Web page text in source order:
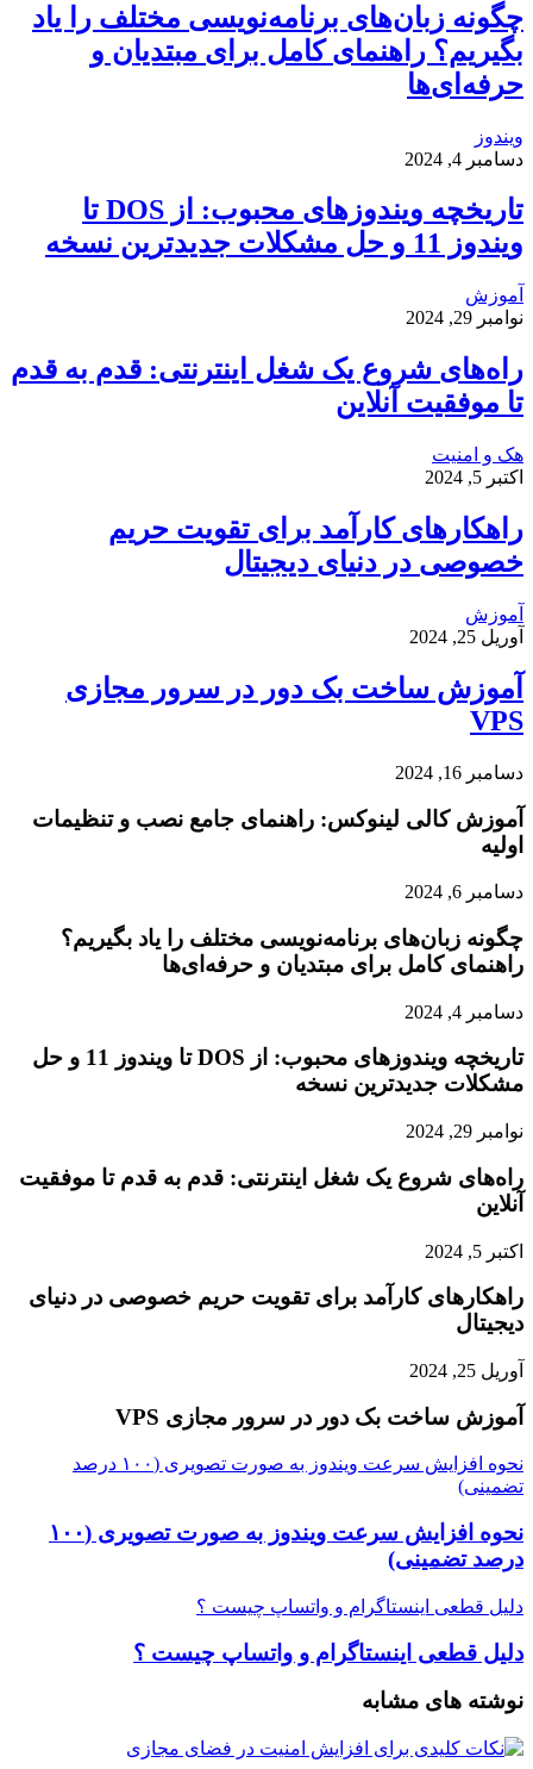
چگونه زبان‌های برنامه‌نویسی مختلف را یاد
بگیریم؟ راهنمای کامل برای مبتدیان و
حرفه‌ای‌ها
ویندوز
دسامبر 4, 2024
تاریخچه ویندوزهای محبوب: از DOS تا
ویندوز 11 و حل مشکلات جدیدترین نسخه
آموزش
نوامبر 29, 2024
راه‌های شروع یک شغل اینترنتی: قدم به قدم
تا موفقیت آنلاین
هک و امنیت
اکتبر 5, 2024
راهکارهای کارآمد برای تقویت حریم
خصوصی در دنیای دیجیتال
آموزش
آوریل 25, 2024
آموزش ساخت بک دور در سرور مجازی
VPS
دسامبر 16, 2024
آموزش کالی لینوکس: راهنمای جامع نصب و تنظیمات
اولیه
دسامبر 6, 2024
چگونه زبان‌های برنامه‌نویسی مختلف را یاد بگیریم؟
راهنمای کامل برای مبتدیان و حرفه‌ای‌ها
دسامبر 4, 2024
تاریخچه ویندوزهای محبوب: از DOS تا ویندوز 11 و حل
مشکلات جدیدترین نسخه
نوامبر 29, 2024
راه‌های شروع یک شغل اینترنتی: قدم به قدم تا موفقیت
آنلاین
اکتبر 5, 2024
راهکارهای کارآمد برای تقویت حریم خصوصی در دنیای
دیجیتال
آوریل 25, 2024
آموزش ساخت بک دور در سرور مجازی VPS
نحوه افزایش سرعت ویندوز به صورت تصویری (۱۰۰ درصد
تضمینی)
نحوه افزایش سرعت ویندوز به صورت تصویری (۱۰۰
درصد تضمینی)
دلیل قطعی اینستاگرام و واتساپ چیست ؟
دلیل قطعی اینستاگرام و واتساپ چیست ؟
نوشته های مشابه